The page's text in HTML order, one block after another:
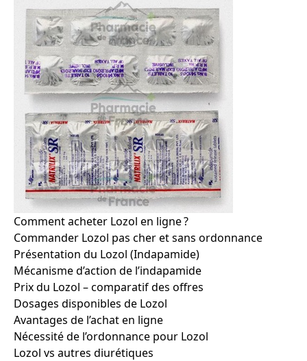
Comment acheter Lozol en ligne ?
Commander Lozol pas cher et sans ordonnance
Présentation du Lozol (Indapamide)
Mécanisme d’action de l’indapamide
Prix du Lozol – comparatif des offres
Dosages disponibles de Lozol
Avantages de l’achat en ligne
Nécessité de l’ordonnance pour Lozol
Lozol vs autres diurétiques